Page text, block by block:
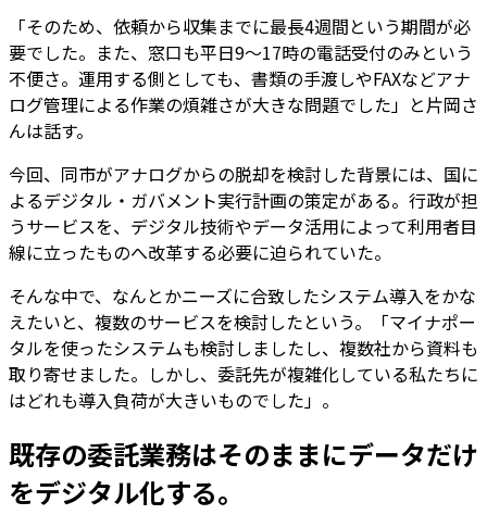
「そのため、依頼から収集までに最長4週間という期間が必
要でした。また、窓口も平日9～17時の電話受付のみという
不便さ。運用する側としても、書類の手渡しやFAXなどアナ
ログ管理による作業の煩雑さが大きな問題でした」と片岡さ
んは話す。
今回、同市がアナログからの脱却を検討した背景には、国に
よるデジタル・ガバメント実行計画の策定がある。行政が担
うサービスを、デジタル技術やデータ活用によって利用者目
線に立ったものへ改革する必要に迫られていた。
そんな中で、なんとかニーズに合致したシステム導入をかな
えたいと、複数のサービスを検討したという。「マイナポー
タルを使ったシステムも検討しましたし、複数社から資料も
取り寄せました。しかし、委託先が複雑化している私たちに
はどれも導入負荷が大きいものでした」。
既存の委託業務はそのままにデータだけ
をデジタル化する。